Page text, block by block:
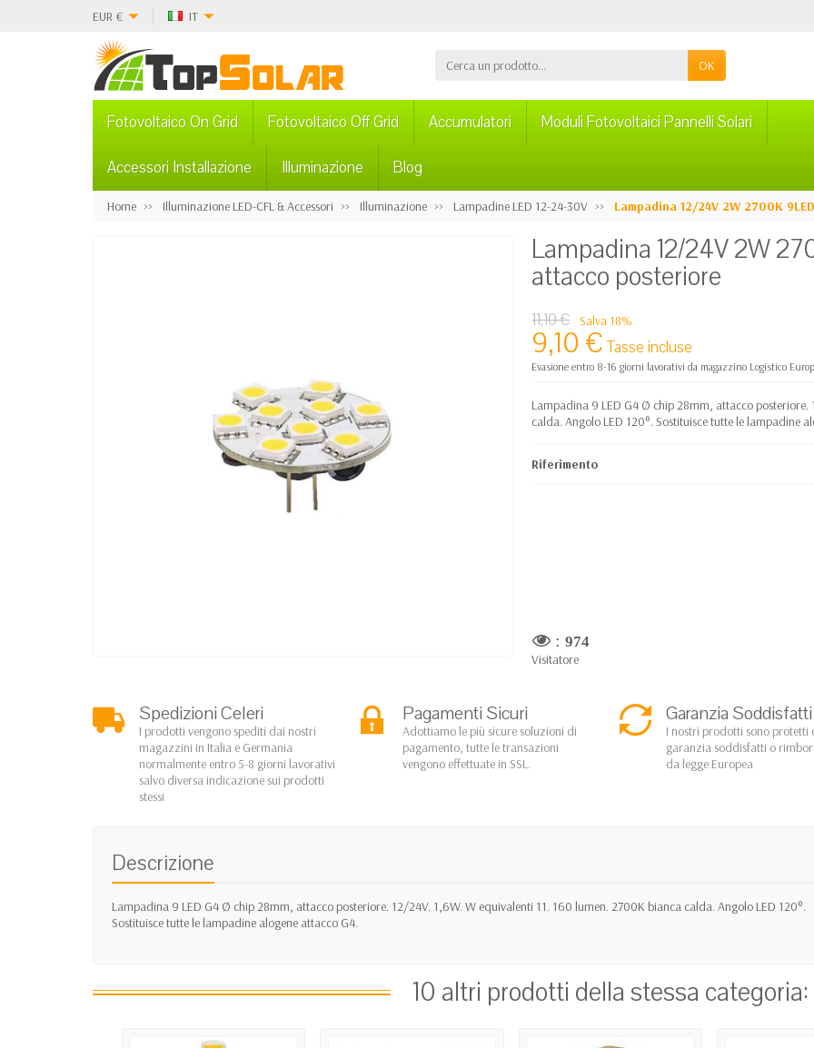
EUR € IT
OK
Fotovoltaico On Grid Fotovoltaico Off Grid Accumulatori Moduli Fotovoltaici Pannelli Solari
Accessori Installazione Illuminazione Blog
Home Illuminazione LED-CFL & Accessori Illuminazione Lampadine LED 12-24-30V Lampadina 12/24V 2W 2700K
Lampadina 12/24V 2W
attacco posteriore
11,10 € Salva 18%
9,10 € Tasse incluse
Evasione entro 8-16 giorni lavorativi da magazzino Logistico
Lampadina 9 LED G4 Ø chip 28mm, attacco
calda. Angolo LED 120°. Sostituisce tutte le lampadine
Riferimento
:974
Visitatore
Spedizioni Celeri
I prodotti vengono spediti dai nostri
magazzini in Italia e Germania
normalmente entro 5-8 giorni lavorativi
salvo diversa indicazione sui prodotti
stessi
Pagamenti Sicuri
Adottiamo le più sicure soluzioni di
pagamento, tutte le transazioni
vengono effettuate in SSL.
Garanzia Soddisfatti
I nostri prodotti sono protetti
garanzia soddisfatti o
da legge Europea
Descrizione
Lampadina 9 LED G4 Ø chip 28mm, attacco posteriore. 12/24V. 1,6W. W equivalenti 11. 160 lumen. 2700K bianca calda. Angolo LED 120°.
Sostituisce tutte le lampadine alogene attacco G4.
10 altri prodotti della stessa categoria: